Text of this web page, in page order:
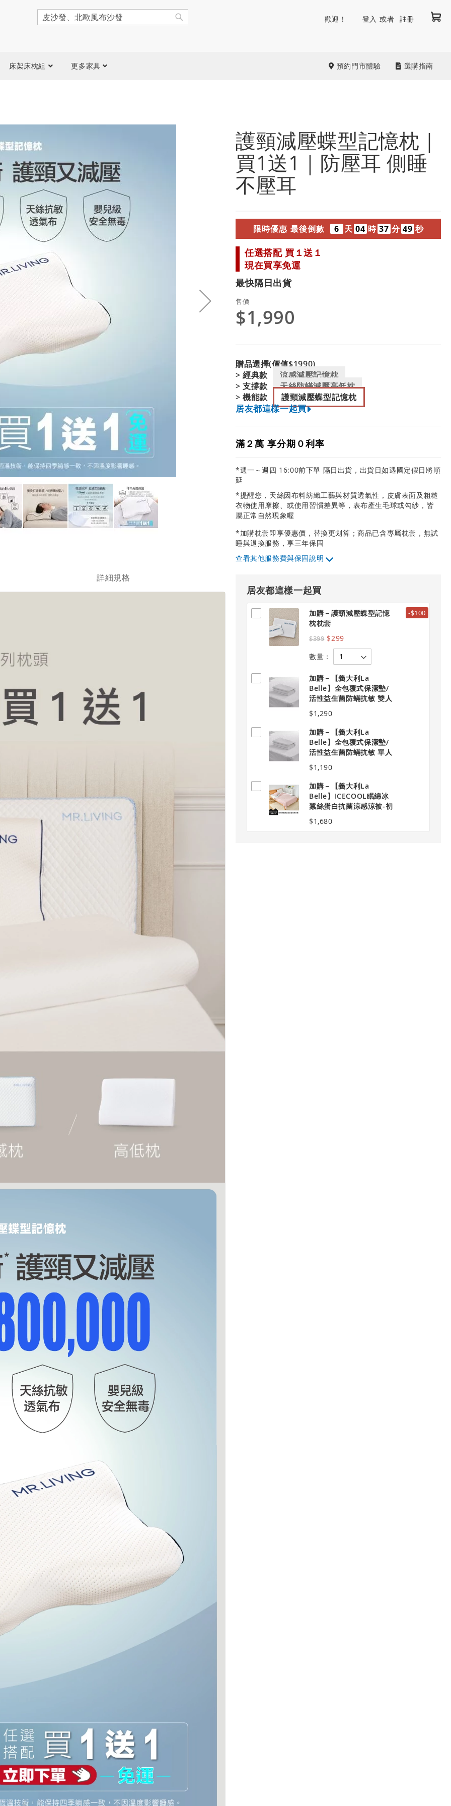
我
搜
尋
歡迎！ 登入 註冊
床架床枕組 更多家具 預約門市體驗 選購指南
圖
庫
結
庫
護頸減壓蝶型記憶枕｜
買1送1｜防壓耳 側睡
不壓耳
限時優惠 最後倒數 6 天 04 時 37 分 48 秒
任選搭配 買１送１
現在買享免運
最快隔日出貨
售價
$1,990
贈品選擇(價值$1990)
> 經典款
涼感減壓記憶枕
> 支撐款
天絲防蟎減壓高低枕
> 機能款
護頸減壓蝶型記憶枕
居友都這樣一起買
滿２萬 享分期０利率
*週一～週四 16:00前下單 隔日出貨，出貨日如遇國定假日將順
延
*提醒您，天絲因布料紡織工藝與材質透氣性，皮膚表面及粗糙
衣物使用摩擦、或使用習慣差異等，表布產生毛球或勾紗，皆
屬正常自然現象喔
*加購枕套即享優惠價，替換更划算；商品已含專屬枕套，無試
睡與退換服務，享三年保固
其他服務費與保固說明
居友都這樣一起買
加購－護頸減壓蝶型記憶
枕枕套
$399 $299
數量：
-$100
加購－【義大利La
Belle】全包覆式保潔墊/
活性益生菌防蟎抗敏 雙人
標準
$1,290
加購－【義大利La
Belle】全包覆式保潔墊/
活性益生菌防蟎抗敏 單人
加大
$1,190
加購－【義大利La
Belle】ICECOOL眠綿冰
蠶絲蛋白抗菌涼感涼被-初
嵐玫影
$1,680
詳細規格